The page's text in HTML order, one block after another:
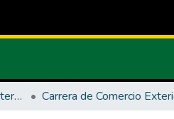
Facultad de Comercio Internacional, Integración, Administración y Economía Empresarial Carrera de Comercio